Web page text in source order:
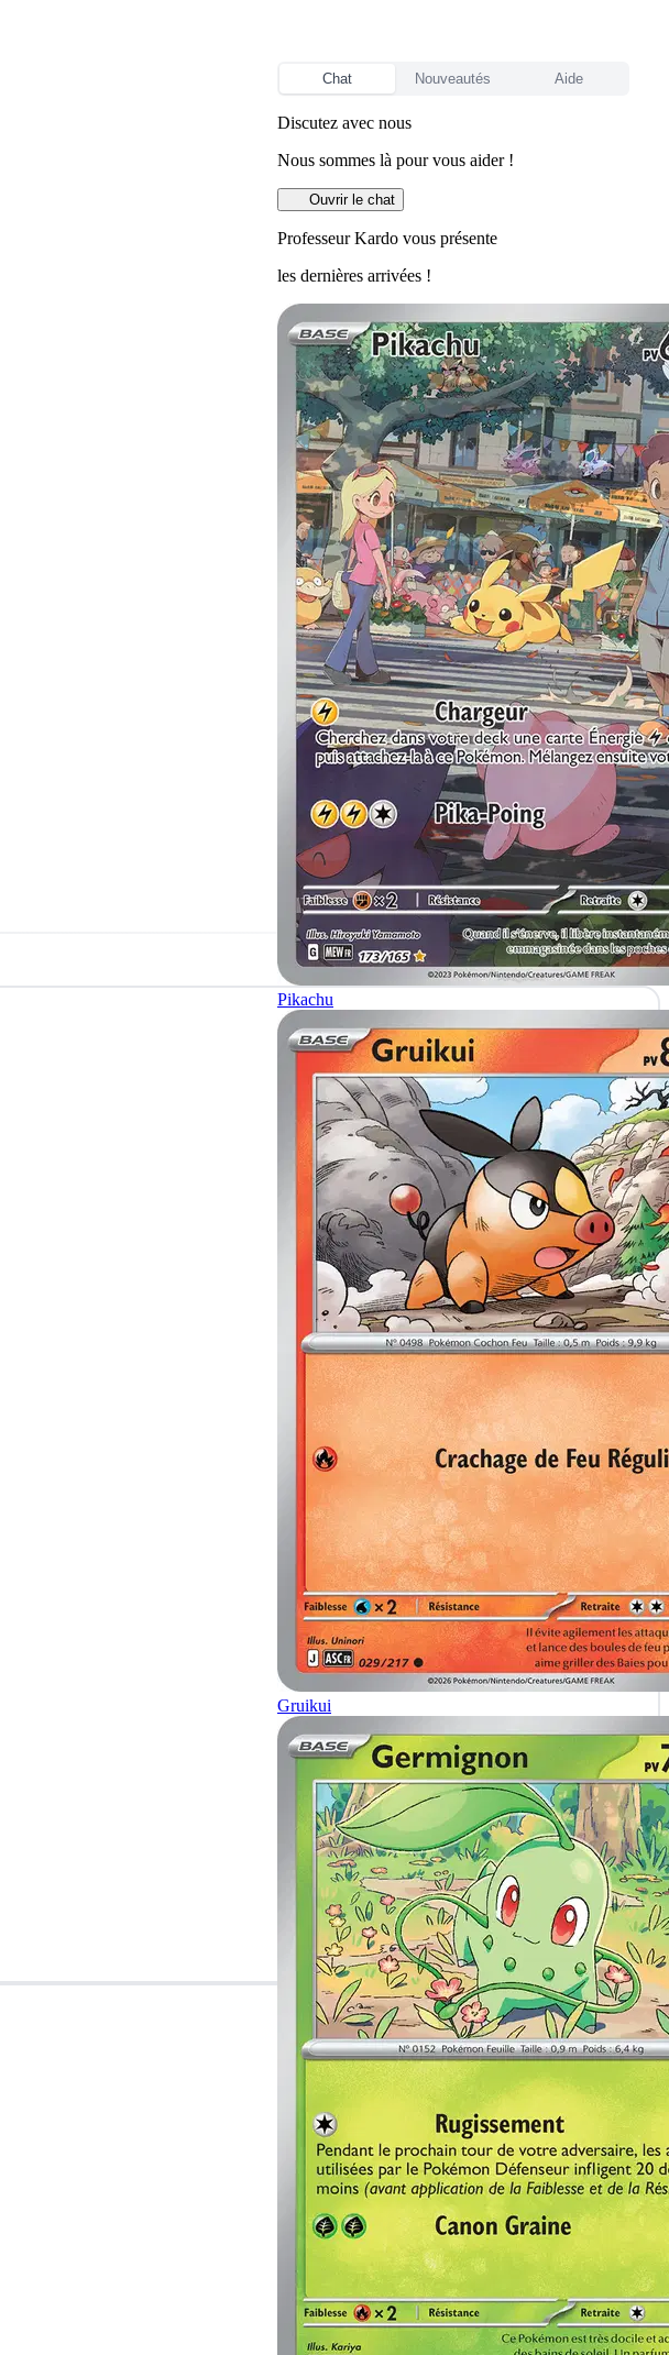
Chat Nouveautés Aide
Discutez avec nous
Nous sommes là pour vous aider !
Ouvrir le chat
Professeur Kardo vous présente
les dernières arrivées !
Pikachu
Gruikui